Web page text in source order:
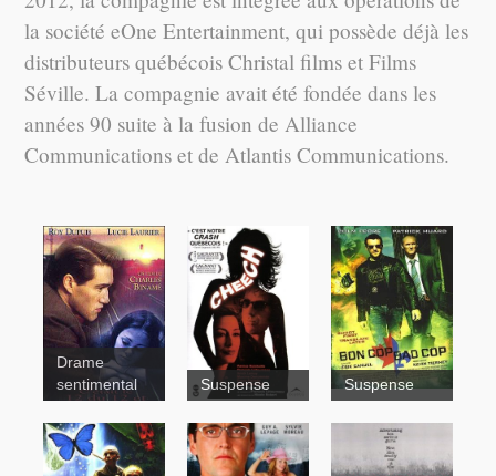
la société eOne Entertainment, qui possède déjà les
distributeurs québécois Christal films et Films
Séville. La compagnie avait été fondée dans les
années 90 suite à la fusion de Alliance
Communications et de Atlantis Communications.
Drame
sentimental
Suspense
Bon
Cop Bad
Cop
Suspense